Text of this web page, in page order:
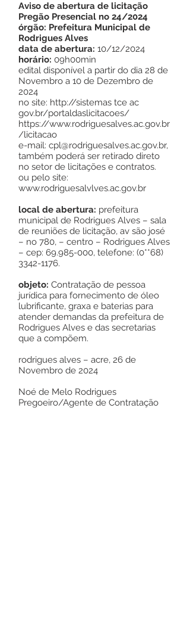
Aviso de abertura de licitação
Pregão Presencial no 24/2024
órgão: Prefeitura Municipal de
Rodrigues Alves
data de abertura: 10/12/2024
horário: 09h00min
edital disponível a partir do dia 28 de
Novembro a 10 de Dezembro de
2024
no site: http://sistemas tce ac
gov.br/portaldaslicitacoes/
https://www.rodriguesalves.ac.gov.br
/licitacao
e-mail: cpl@rodriguesalves.ac.gov.br,
também poderá ser retirado direto
no setor de licitações e contratos.
ou pelo site:
www.rodriguesalvlves.ac.gov.br
local de abertura: prefeitura
municipal de Rodrigues Alves – sala
de reuniões de licitação, av são josé
– no 780, – centro – Rodrigues Alves
– cep: 69.985-000, telefone: (0**68)
3342-1176.
objeto: Contratação de pessoa
jurídica para fornecimento de óleo
lubrificante, graxa e baterias para
atender demandas da prefeitura de
Rodrigues Alves e das secretarias
que a compõem.
rodrigues alves – acre, 26 de
Novembro de 2024
Noé de Melo Rodrigues
Pregoeiro/Agente de Contratação